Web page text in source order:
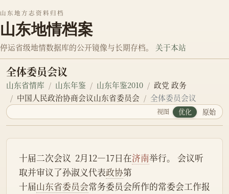
山东地方志资料归档
山东地情档案
停运省级地情数据库的公开镜像与长期存档。 关于本站
全体委员会议
山东省情库 山东年鉴 山东年鉴2010
政党 政务
中国人民政治协商会议山东省委员会
全体委员会议
视图 优化 原始
十届二次会议  2月12—17日在济南举行。 会议听
取并审议了孙淑义代表政协第
十届山东省委员会常务委员会所作的常委会工作报